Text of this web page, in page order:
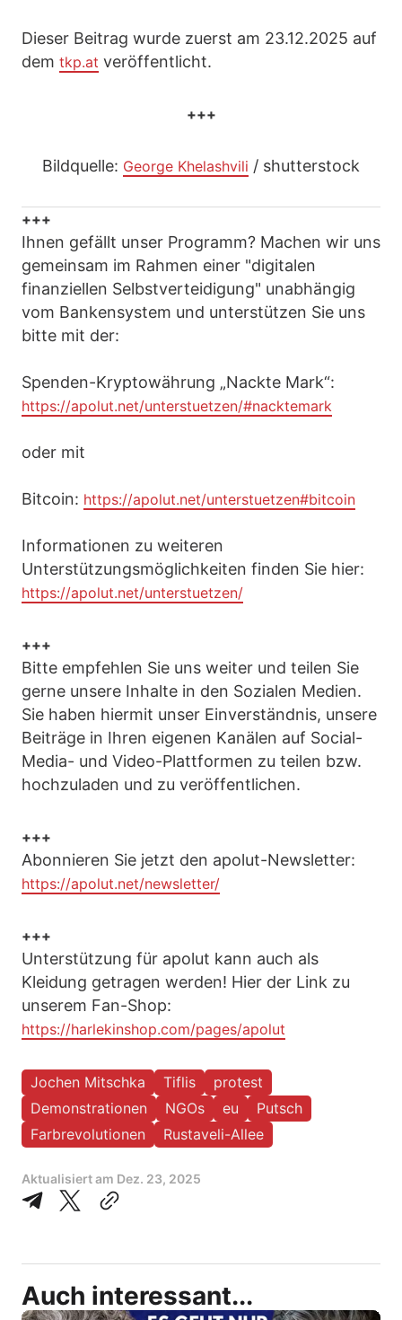
Dieser Beitrag wurde zuerst am 23.12.2025 auf
dem tkp.at veröffentlicht.
+++
Bildquelle: George Khelashvili / shutterstock
+++
Ihnen gefällt unser Programm? Machen wir uns
gemeinsam im Rahmen einer "digitalen
finanziellen Selbstverteidigung" unabhängig
vom Bankensystem und unterstützen Sie uns
bitte mit der:
Spenden-Kryptowährung „Nackte Mark“:
https://apolut.net/unterstuetzen/#nacktemark
oder mit
Bitcoin: https://apolut.net/unterstuetzen#bitcoin
Informationen zu weiteren
Unterstützungsmöglichkeiten finden Sie hier:
https://apolut.net/unterstuetzen/
+++
Bitte empfehlen Sie uns weiter und teilen Sie
gerne unsere Inhalte in den Sozialen Medien.
Sie haben hiermit unser Einverständnis, unsere
Beiträge in Ihren eigenen Kanälen auf Social-
Media- und Video-Plattformen zu teilen bzw.
hochzuladen und zu veröffentlichen.
+++
Abonnieren Sie jetzt den apolut-Newsletter:
https://apolut.net/newsletter/
+++
Unterstützung für apolut kann auch als
Kleidung getragen werden! Hier der Link zu
unserem Fan-Shop:
https://harlekinshop.com/pages/apolut
Jochen Mitschka Tiflis
protest
Demonstrationen
NGOs eu
Putsch
Farbrevolutionen
Rustaveli-Allee
Aktualisiert am Dez. 23, 2025
Auch interessant...